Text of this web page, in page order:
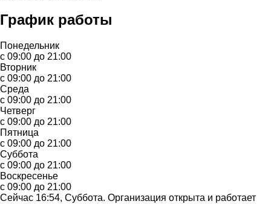
График работы
Понедельник
с 09:00 до 21:00
Вторник
с 09:00 до 21:00
Среда
с 09:00 до 21:00
Четверг
с 09:00 до 21:00
Пятница
с 09:00 до 21:00
Суббота
с 09:00 до 21:00
Воскресенье
с 09:00 до 21:00
Сейчас 16:54, Суббота. Организация открыта и работает